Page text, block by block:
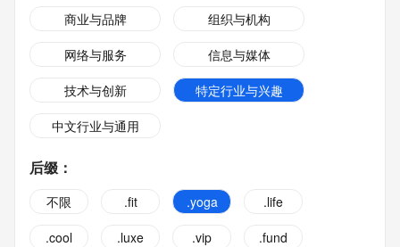
商业与品牌
组织与机构
网络与服务
信息与媒体
技术与创新
特定行业与兴趣
中文行业与通用
后缀 ：
不限 .fit .yoga
.life
.cool
.luxe .vip
.fund